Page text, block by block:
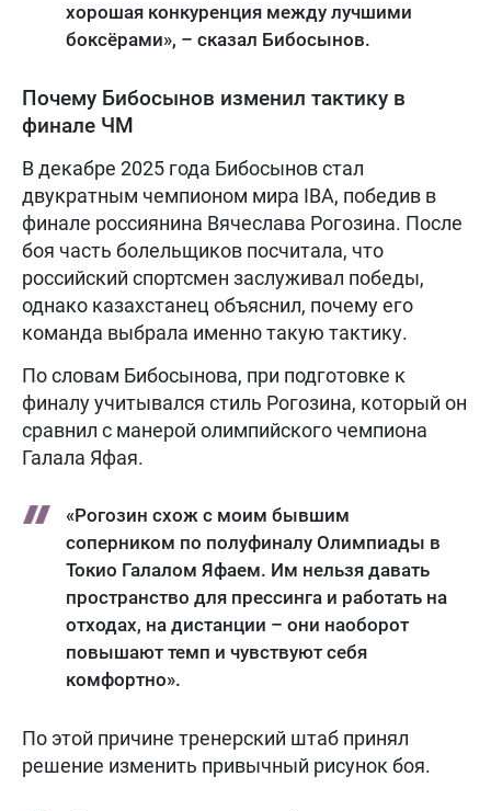
хорошая конкуренция между лучшими
боксёрами», – сказал Бибосынов.
Почему Бибосынов изменил тактику в
финале ЧМ
В декабре 2025 года Бибосынов стал
двукратным чемпионом мира IBA, победив в
финале россиянина Вячеслава Рогозина. После
боя часть болельщиков посчитала, что
российский спортсмен заслуживал победы,
однако казахстанец объяснил, почему его
команда выбрала именно такую тактику.
По словам Бибосынова, при подготовке к
финалу учитывался стиль Рогозина, который он
сравнил с манерой олимпийского чемпиона
Галала Яфая.
«Рогозин схож с моим бывшим
соперником по полуфиналу Олимпиады в
Токио Галалом Яфаем. Им нельзя давать
пространство для прессинга и работать на
отходах, на дистанции – они наоборот
повышают темп и чувствуют себя
комфортно».
По этой причине тренерский штаб принял
решение изменить привычный рисунок боя.